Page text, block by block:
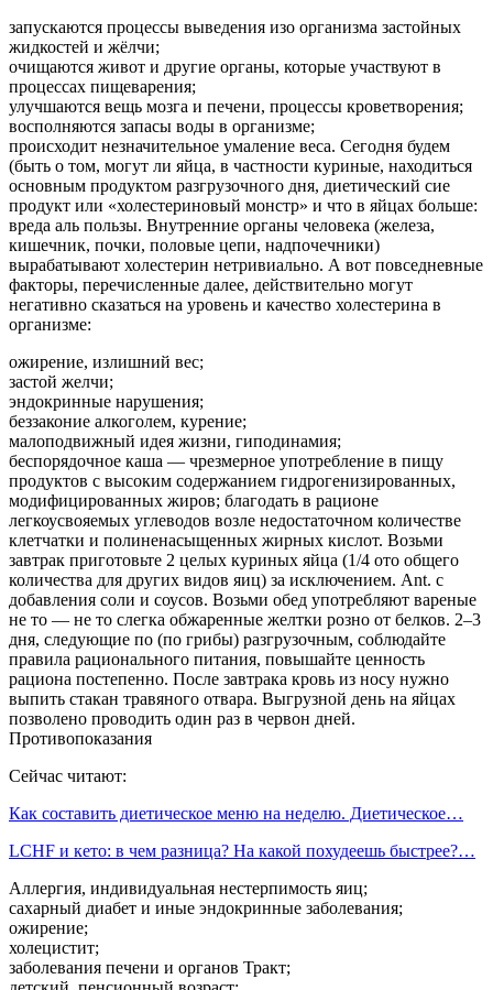
запускаются процессы выведения изо организма застойных
жидкостей и жёлчи;
очищаются живот и другие органы, которые участвуют в
процессах пищеварения;
улучшаются вещь мозга и печени, процессы кроветворения;
восполняются запасы воды в организме;
происходит незначительное умаление веса. Сегодня будем
(быть о том, могут ли яйца, в частности куриные, находиться
основным продуктом разгрузочного дня, диетический сие
продукт или «холестериновый монстр» и что в яйцах больше:
вреда аль пользы. Внутренние органы человека (железа,
кишечник, почки, половые цепи, надпочечники)
вырабатывают холестерин нетривиально. А вот повседневные
факторы, перечисленные далее, действительно могут
негативно сказаться на уровень и качество холестерина в
организме:
ожирение, излишний вес;
застой желчи;
эндокринные нарушения;
беззаконие алкоголем, курение;
малоподвижный идея жизни, гиподинамия;
беспорядочное каша — чрезмерное употребление в пищу
продуктов с высоким содержанием гидрогенизированных,
модифицированных жиров; благодать в рационе
легкоусвояемых углеводов возле недостаточном количестве
клетчатки и полиненасыщенных жирных кислот. Возьми
завтрак приготовьте 2 целых куриных яйца (1/4 ото общего
количества для других видов яиц) за исключением. Ant. с
добавления соли и соусов. Возьми обед употребляют вареные
не то — не то слегка обжаренные желтки розно от белков. 2–3
дня, следующие по (по грибы) разгрузочным, соблюдайте
правила рационального питания, повышайте ценность
рациона постепенно. После завтрака кровь из носу нужно
выпить стакан травяного отвара. Выгрузной день на яйцах
позволено проводить один раз в червон дней.
Противопоказания
Сейчас читают:
Как составить диетическое меню на неделю. Диетическое…
LCHF и кето: в чем разница? На какой похудеешь быстрее?…
Аллергия, индивидуальная нестерпимость яиц;
сахарный диабет и иные эндокринные заболевания;
ожирение;
холецистит;
заболевания печени и органов Тракт;